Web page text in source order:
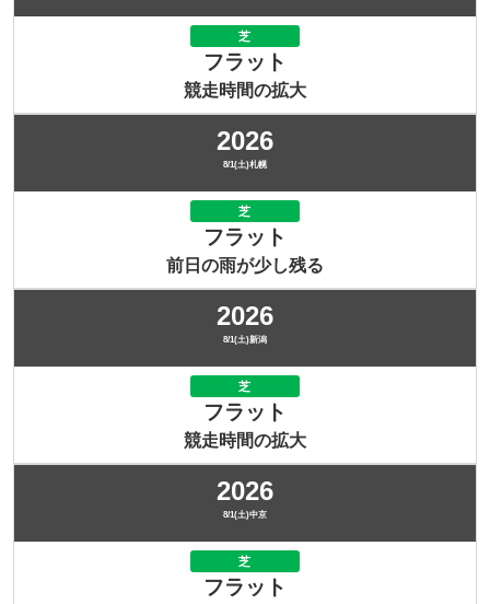
芝
フラット
競走時間の拡大
2026
8/1(土)札幌
芝
フラット
前日の雨が少し残る
2026
8/1(土)新潟
芝
フラット
競走時間の拡大
2026
8/1(土)中京
芝
フラット